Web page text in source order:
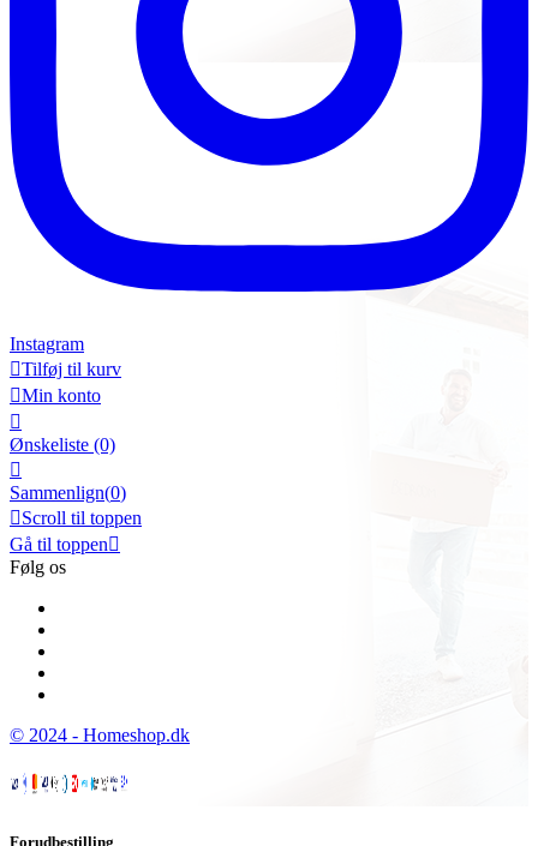
Instagram
Tilføj til kurv
Min konto

Ønskeliste (0)

Sammenlign(0)
Scroll til toppen
Gå til toppen
Følg os
© 2024 - Homeshop.dk
Forudbestilling